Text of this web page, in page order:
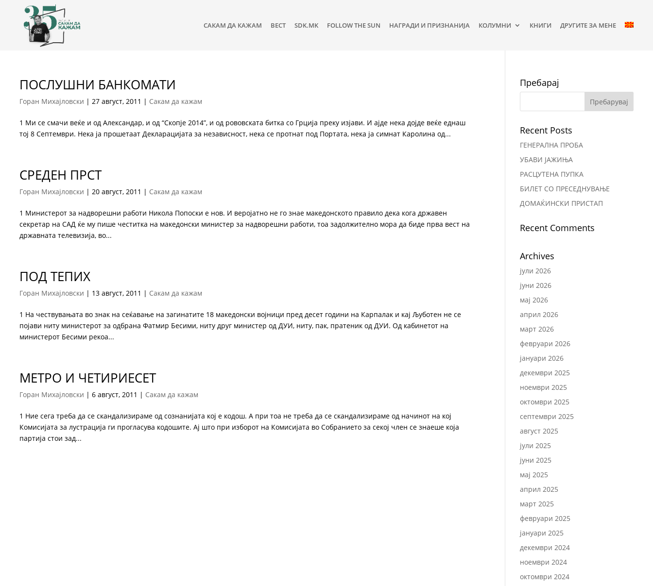
САКАМ ДА КАЖАМ ВЕСТ SDK.MK FOLLOW THE SUN НАГРАДИ И ПРИЗНАНИЈА КОЛУМНИ КНИГИ ДРУГИТЕ ЗА МЕНЕ
ПОСЛУШНИ БАНКОМАТИ
Горан Михајловски |27 август, 2011 | Сакам да кажам
1 Ми се смачи веќе и од Александар, и од “Скопје 2014”, и од рововската битка со Грција преку изјави. И ајде нека дојде веќе еднаш
тој 8 Септември. Нека ја прошетаат Декларацијата за независност, нека се протнат под Портата, нека ја симнат Каролина од...
СРЕДЕН ПРСТ
Горан Михајловски |20 август, 2011 | Сакам да кажам
1 Министерот за надворешни работи Никола Попоски е нов. И веројатно не го знае македонското правило дека кога државен
секретар на САД ќе му пише честитка на македонски министер за надворешни работи, тоа задолжително мора да биде прва вест на
државната телевизија, во...
ПОД ТЕПИХ
Горан Михајловски | 13 август, 2011 | Сакам да кажам
1 На чествувањата во знак на сеќавање на загинатите 18 македонски војници пред десет години на Карпалак и кај Љуботен не се
појави ниту министерот за одбрана Фатмир Бесими, ниту друг министер од ДУИ, ниту, пак, пратеник од ДУИ. Од кабинетот на
министерот Бесими рекоа...
МЕТРО И ЧЕТИРИЕСЕТ
Горан Михајловски |6 август, 2011 | Сакам да кажам
1 Ние сега треба да се скандализираме од сознанијата кој е кодош. А при тоа не треба да се скандализираме од начинот на кој
Комисијата за лустрација ги прогласува кодошите. Ај што при изборот на Комисијата во Собранието за секој член се знаеше која
партија стои зад...
Пребарај
Recent Posts
ГЕНЕРАЛНА ПРОБА
УБАВИ ЈАЖИЊА
РАСЦУТЕНА ПУПКА
БИЛЕТ СО ПРЕСЕДНУВАЊЕ
ДОМАЌИНСКИ ПРИСТАП
Recent Comments
Archives
јули 2026
јуни 2026
мај 2026
април 2026
март 2026
февруари 2026
јануари 2026
декември 2025
ноември 2025
октомври 2025
септември 2025
август 2025
јули 2025
јуни 2025
мај 2025
април 2025
март 2025
февруари 2025
јануари 2025
декември 2024
ноември 2024
октомври 2024